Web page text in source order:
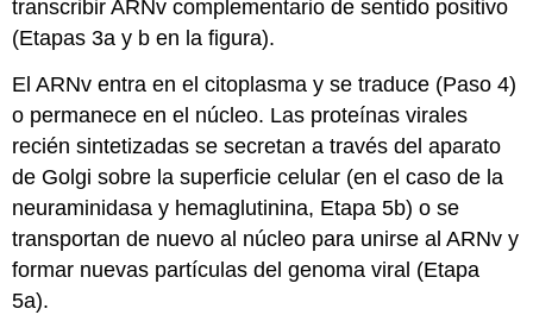
transcribir ARNv complementario de sentido positivo
(Etapas 3a y b en la figura).
El ARNv entra en el citoplasma y se traduce (Paso 4)
o permanece en el núcleo. Las proteínas virales
recién sintetizadas se secretan a través del aparato
de Golgi sobre la superficie celular (en el caso de la
neuraminidasa y hemaglutinina, Etapa 5b) o se
transportan de nuevo al núcleo para unirse al ARNv y
formar nuevas partículas del genoma viral (Etapa
5a).